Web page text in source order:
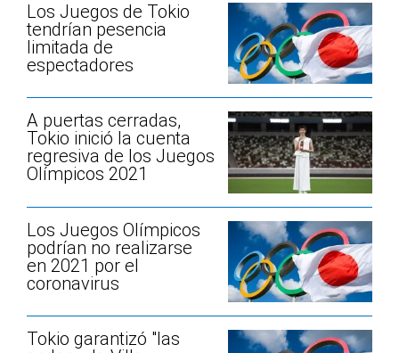
Los Juegos de Tokio
tendrían pesencia
limitada de
espectadores
A puertas cerradas,
Tokio inició la cuenta
regresiva de los Juegos
Olímpicos 2021
Los Juegos Olímpicos
podrían no realizarse
en 2021 por el
coronavirus
Tokio garantizó "las